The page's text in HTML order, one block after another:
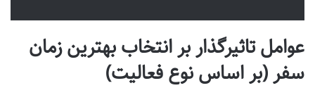
عوامل تاثیرگذار بر انتخاب بهترین زمان
سفر (بر اساس نوع فعالیت)